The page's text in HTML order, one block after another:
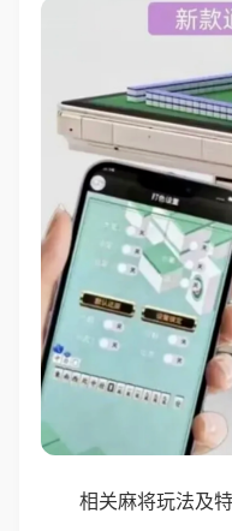
相关麻将玩法及